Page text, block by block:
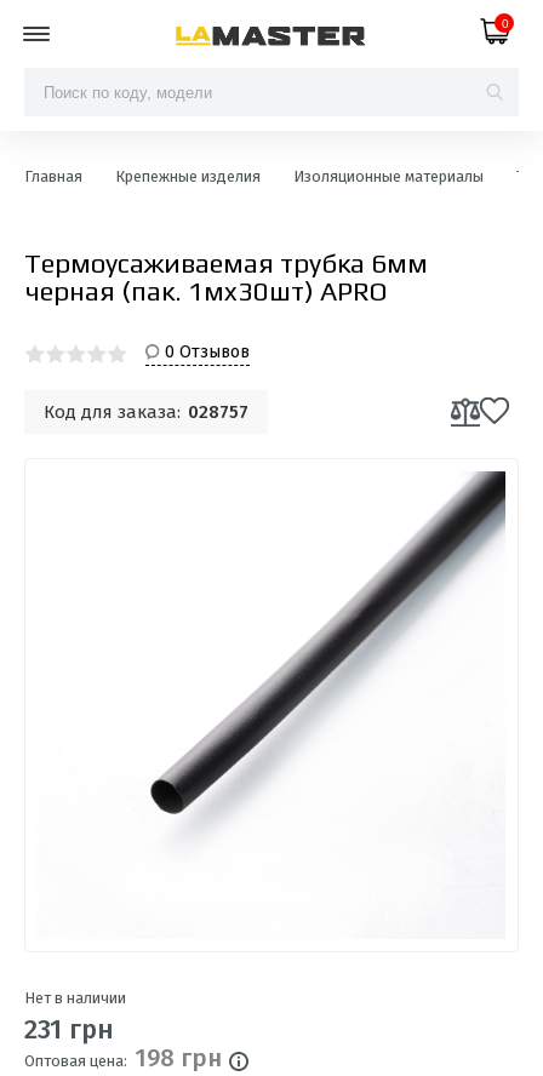
0
Главная Крепежные изделия Изоляционные материалы
Термоусаживаемая трубка 6мм
черная (пак. 1мx30шт) APRO
0 Отзывов
Код для заказа: 028757
Нет в наличии
231 грн
Оптовая цена: 198 грн